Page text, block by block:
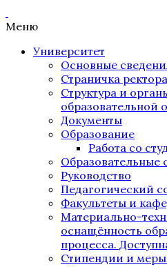
Меню
Университет
Основные
Страничка ректора
Структура и
образовательной
Документы
Образование
Работа со
Образовательные
Руководство
Педагогический
Факультеты и
Материально-
оснащённость
процесса.
Стипендии и